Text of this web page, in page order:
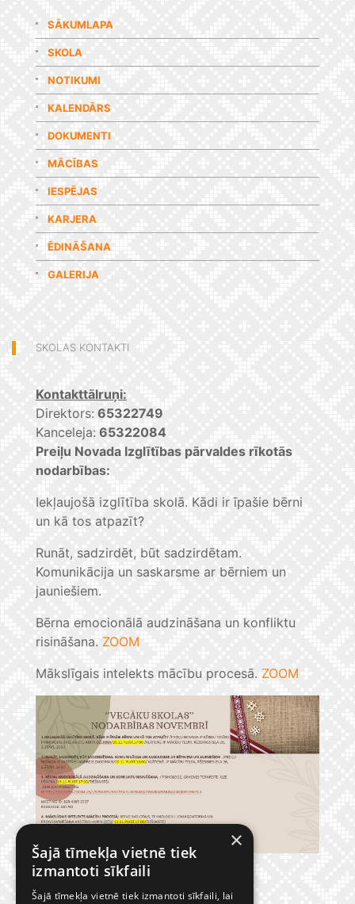
SĀKUMLAPA
SKOLA
NOTIKUMI
KALENDĀRS
DOKUMENTI
MĀCĪBAS
IESPĒJAS
KARJERA
ĒDINĀŠANA
GALERIJA
SKOLAS KONTAKTI
Kontakttālruņi:
Direktors: 65322749
Kanceleja: 65322084
Preiļu Novada Izglītības pārvaldes rīkotās
nodarbības:
Iekļaujošā izglītība skolā. Kādi ir īpašie bērni
un kā tos atpazīt?
Runāt, sadzirdēt, būt sadzirdētam.
Komunikācija un saskarsme ar bērniem un
jauniešiem.
Bērna emocionālā audzināšana un konfliktu
risināšana. ZOOM
Mākslīgais intelekts mācību procesā. ZOOM
×
Šajā tīmekļa vietnē tiek
izmantoti sīkfaili
Šajā tīmekļa vietnē tiek izmantoti sīkfaili, lai